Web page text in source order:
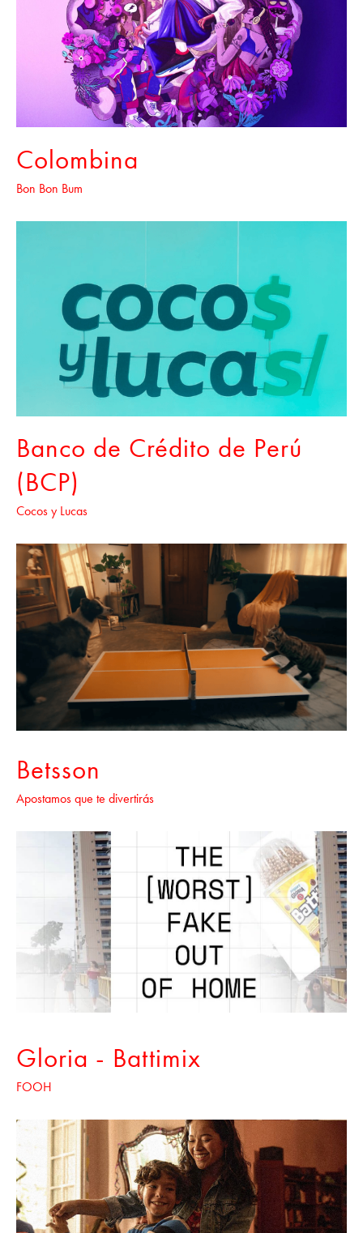
Colombina
Bon Bon Bum
Banco de Crédito de Perú
(BCP)
Cocos y Lucas
Betsson
Apostamos que te divertirás
Gloria - Battimix
FOOH